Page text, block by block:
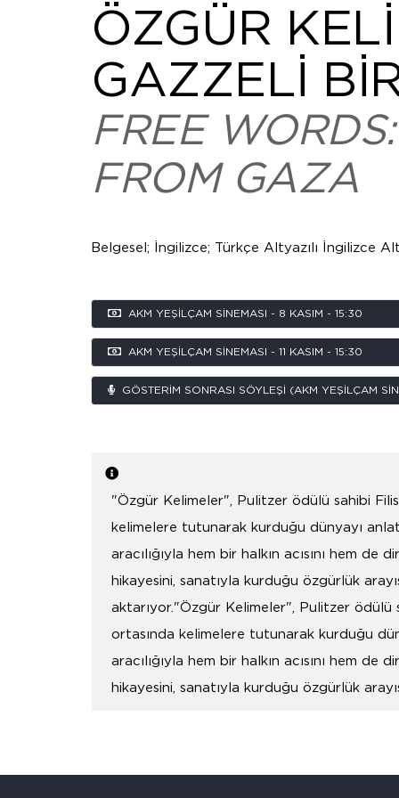
ÖZGÜR
GAZZELİ
FREE
FROM GAZA
Belgesel; İngilizce; Türkçe Altyazılı İngilizce
AKM YEŞILÇAM SINEMASI - 8 KASIM - 15:30
AKM YEŞILÇAM SINEMASI - 11 KASIM - 15:30
GÖSTERIM SONRASI SÖYLEŞI (AKM YEŞILÇAM
"Özgür Kelimeler", Pulitzer ödülü sahibi
kelimelere tutunarak kurduğu dünyayı
aracılığıyla hem bir halkın acısını hem de
hikayesini, sanatıyla kurduğu özgürlük
aktarıyor."Özgür Kelimeler", Pulitzer ödülü
ortasında kelimelere tutunarak kurduğu
aracılığıyla hem bir halkın acısını hem de
hikayesini, sanatıyla kurduğu özgürlük